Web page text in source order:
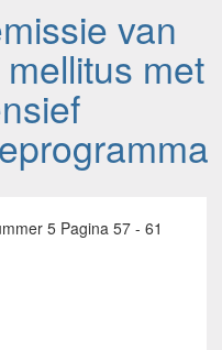
van
met
5 Pagina 57 - 61